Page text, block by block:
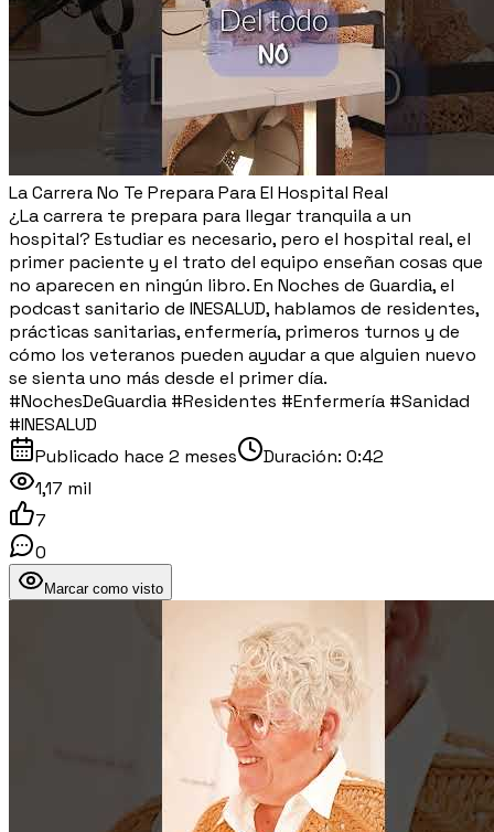
La Carrera No Te Prepara Para El Hospital Real
¿La carrera te prepara para llegar tranquila a un
hospital? Estudiar es necesario, pero el hospital real, el
primer paciente y el trato del equipo enseñan cosas que
no aparecen en ningún libro. En Noches de Guardia, el
podcast sanitario de INESALUD, hablamos de residentes,
prácticas sanitarias, enfermería, primeros turnos y de
cómo los veteranos pueden ayudar a que alguien nuevo
se sienta uno más desde el primer día.
#NochesDeGuardia #Residentes #Enfermería #Sanidad
#INESALUD
Publicado hace 2 meses Duración: 0:42
1,17 mil
7
0
Marcar como visto